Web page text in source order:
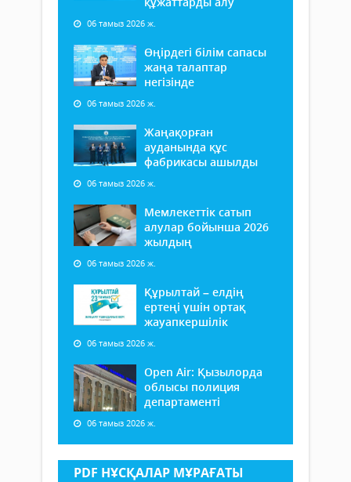
06 тамыз 2026 ж.
Өңірдегі білім сапасы
жаңа талаптар
негізінде
06 тамыз 2026 ж.
Жаңақорған
ауданында құс
фабрикасы ашылды
06 тамыз 2026 ж.
Мемлекеттік сатып
алулар бойынша 2026
жылдың
06 тамыз 2026 ж.
Құрылтай – елдің
ертеңі үшін ортақ
жауапкершілік
06 тамыз 2026 ж.
Open Air: Қызылорда
облысы полиция
департаменті
06 тамыз 2026 ж.
PDF НҰСҚАЛАР МҰРАҒАТЫ